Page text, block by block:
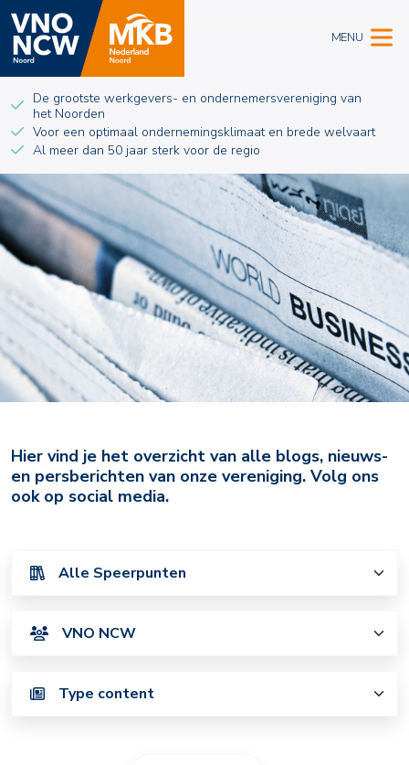
MENU
De grootste werkgevers- en ondernemersvereniging van
het Noorden
Voor een optimaal ondernemingsklimaat en brede welvaart
Al meer dan 50 jaar sterk voor de regio
Archief
Hier vind je het overzicht van alle blogs, nieuws-
en persberichten van onze vereniging. Volg ons
ook op social media.